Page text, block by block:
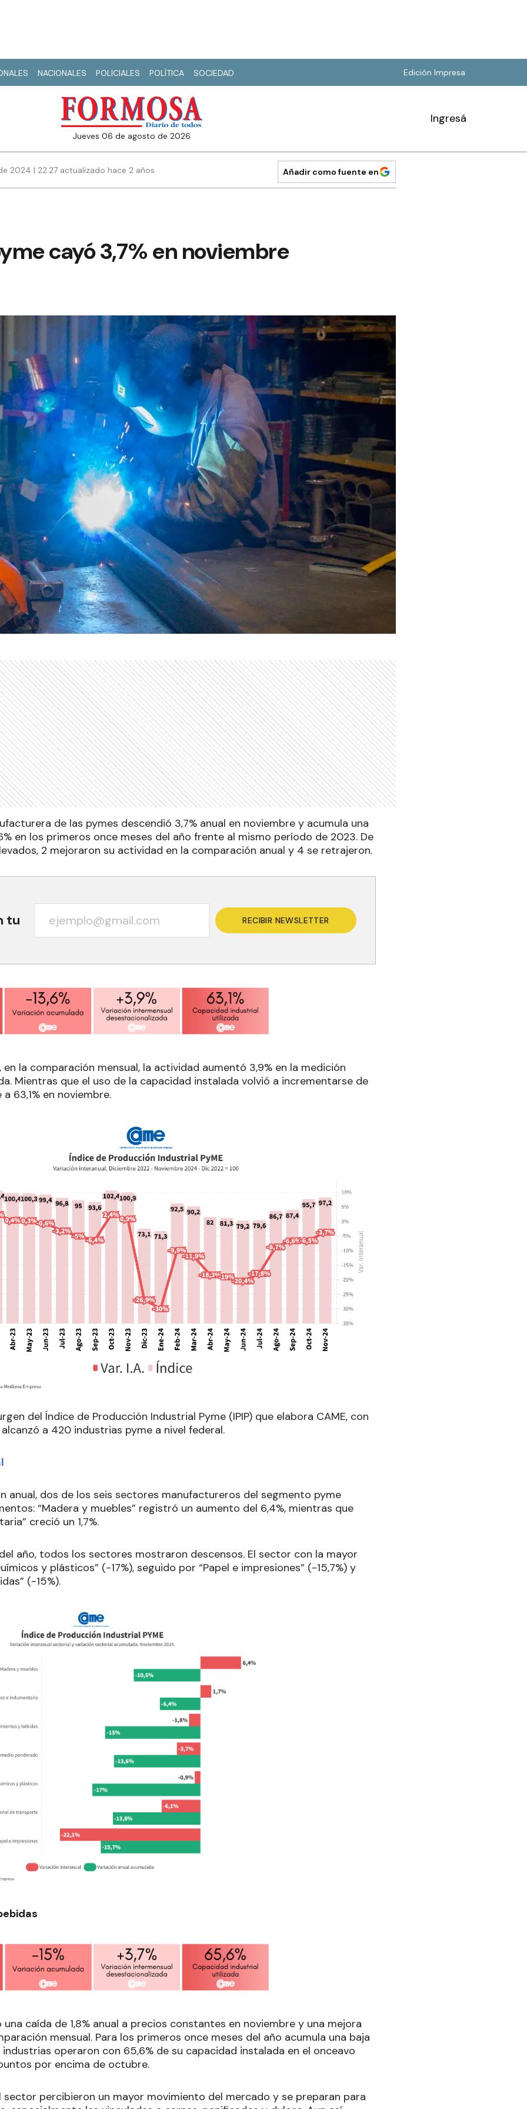
NACIONALES POLICIALES POLÍTICA SOCIEDAD Edición Impresa
jueves 06 de agosto de 2026
Ingresá
2024 | 22:27 actualizado hace 2 años Añadir como fuente en
cayó 3,7% en noviembre
de las pymes descendió 3,7% anual en noviembre y acumula una
en los primeros once meses del año frente al mismo período de 2023. De
2 mejoraron su actividad en la comparación anual y 4 se retrajeron.
tu RECIBIR NEWSLETTER
la comparación mensual, la actividad aumentó 3,9% en la medición
Mientras que el uso de la capacidad instalada volvió a incrementarse de
63,1% en noviembre.
del Índice de Producción Industrial Pyme (IPIP) que elabora CAME, con
a 420 industrias pyme a nivel federal.
anual, dos de los seis sectores manufactureros del segmento pyme
“Madera y muebles” registró un aumento del 6,4%, mientras que
creció un 1,7%.
año, todos los sectores mostraron descensos. El sector con la mayor
y plásticos” (-17%), seguido por “Papel e impresiones” (-15,7%) y
(-15%).
caída de 1,8% anual a precios constantes en noviembre y una mejora
mensual. Para los primeros once meses del año acumula una baja
industrias operaron con 65,6% de su capacidad instalada en el onceavo
por encima de octubre.
sector percibieron un mayor movimiento del mercado y se preparan para